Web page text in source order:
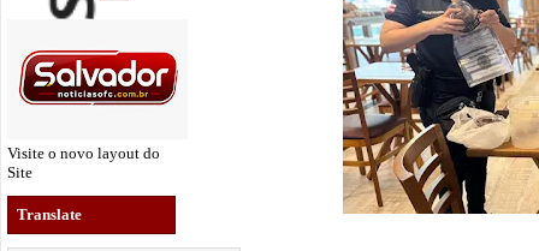
Visite o novo layout do
Site
Translate